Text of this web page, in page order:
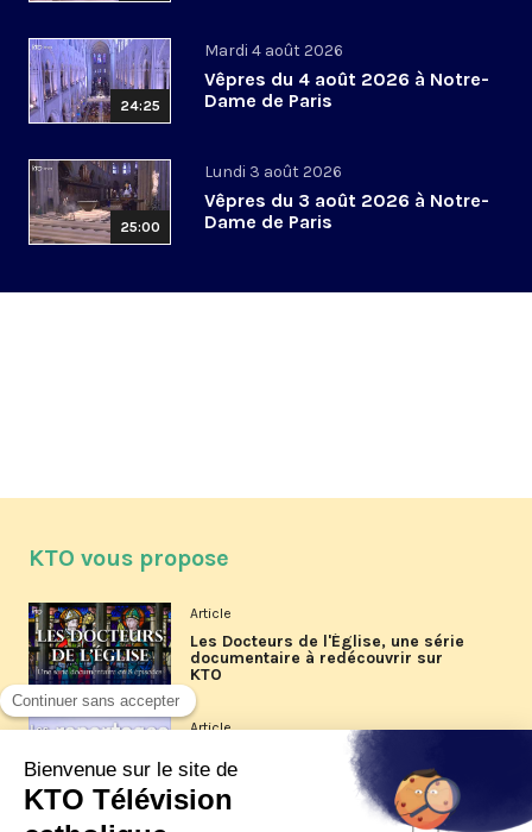
24:25
Mardi 4 août 2026
Vêpres du 4 août 2026 à Notre-
Dame de Paris
25:00
Lundi 3 août 2026
Vêpres du 3 août 2026 à Notre-
Dame de Paris
KTO vous propose
Article
Les Docteurs de l'Église, une série
documentaire à redécouvrir sur
KTO
Article
Les reportages d'été 2026 de KTO